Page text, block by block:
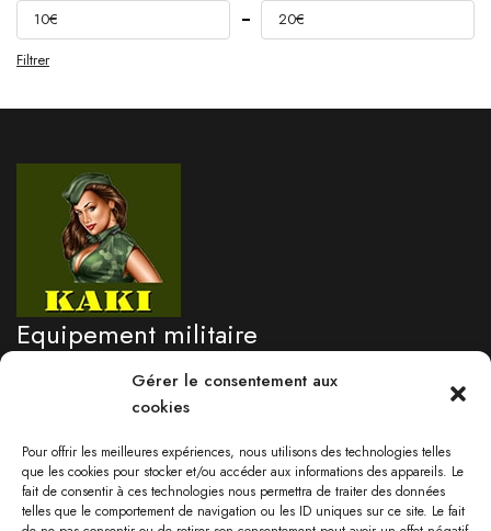
Gérer le consentement aux
cookies
Pour offrir les meilleures expériences, nous utilisons des technologies telles
que les cookies pour stocker et/ou accéder aux informations des appareils. Le
fait de consentir à ces technologies nous permettra de traiter des données
telles que le comportement de navigation ou les ID uniques sur ce site. Le fait
Filtrer
10€ 20€
Equipement militaire
professionnel
Besoin d'un renseignement?
05 96 71 76 09
Lundi au vendredi 9:00-17:30
Samedi: 09:00 - 13:00